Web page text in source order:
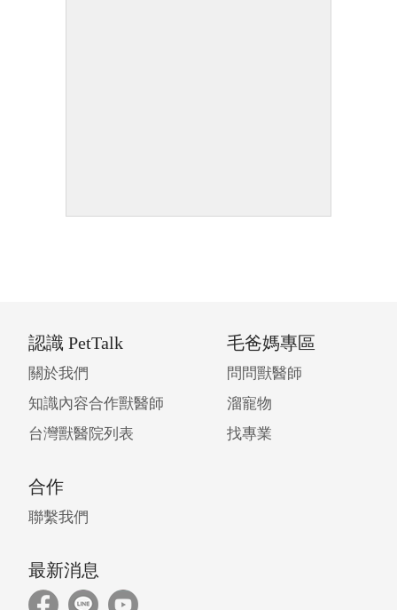
認識 PetTalk
關於我們
知識內容合作獸醫師
台灣獸醫院列表
毛爸媽專區
問問獸醫師
溜寵物
找專業
合作
聯繫我們
最新消息